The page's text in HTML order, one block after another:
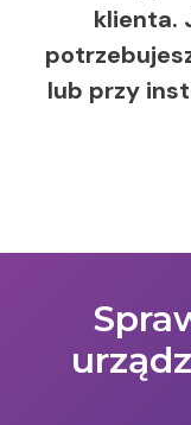
klienta.
lub przy